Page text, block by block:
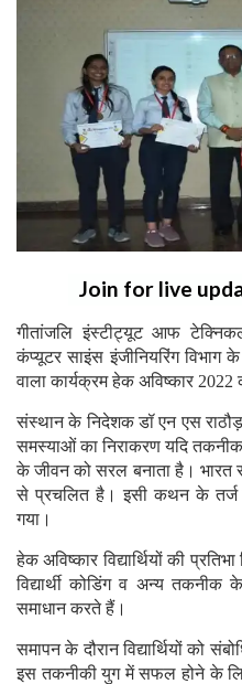
Join for live
गीतांजलि इंस्टीट्यूट आफ
कंप्यूटर साइंस इंजीनियरिंग
वाला कार्यक्रम हेक अविष्कार 2022
संस्थान के निदेशक डॉ एन एस
समस्याओं का निराकरण यदि
के जीवन को सरल बनाता है।
से प्रचलित है। इसी कथन के तर्ज
गया।
हेक अविष्कार विद्यार्थियों की
विद्यार्थी कोडिंग व अन्य
समाधान करते हैं।
समापन के दौरान विद्यार्थियों को
इस तकनीकी युग में सफल होने के